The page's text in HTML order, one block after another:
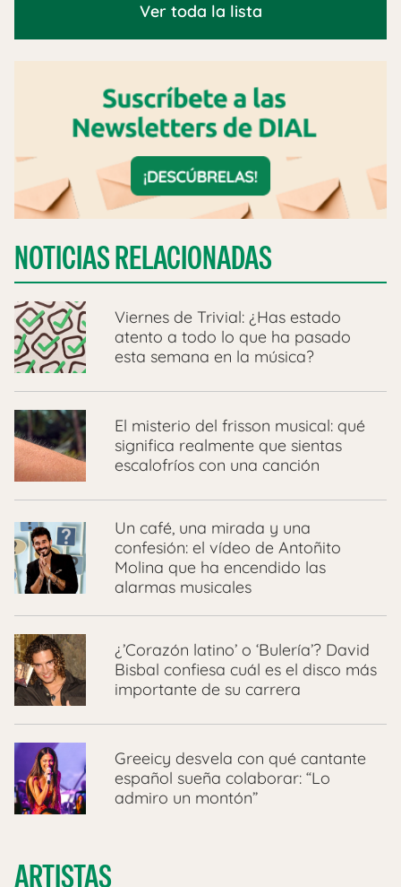
Ver toda la lista
NOTICIAS RELACIONADAS
Viernes de Trivial: ¿Has estado
atento a todo lo que ha pasado
esta semana en la música?
El misterio del frisson musical: qué
significa realmente que sientas
escalofríos con una canción
Un café, una mirada y una
confesión: el vídeo de Antoñito
Molina que ha encendido las
alarmas musicales
¿’Corazón latino’ o ‘Bulería’? David
Bisbal confiesa cuál es el disco más
importante de su carrera
Greeicy desvela con qué cantante
español sueña colaborar: “Lo
admiro un montón”
ARTISTAS